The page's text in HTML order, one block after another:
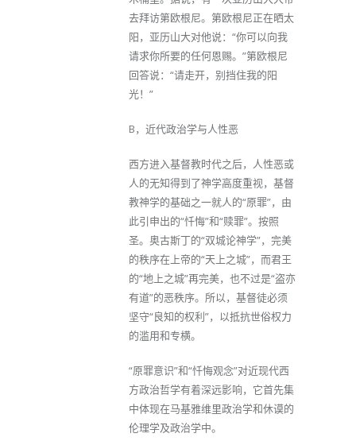
去拜访第欧根尼。第欧根尼正在晒太
阳，亚历山大对他说：“你可以向我
请求你所要的任何恩赐。”第欧根尼
回答说：“请走开，别挡住我的阳
光！”
B，近代政治学与人性恶
西方进入基督教时代之后，人性恶或
人的无知得到了神学高度重视，基督
教神学的基础之一就人的“原罪”，由
此引申出的“忏悔”和“赎罪”。按照
圣。奥古斯丁的“双城论神学”，完美
的秩序在上帝的“天上之城”，而君王
的“地上之城”再完美，也不过是“盗亦
有道”的恶秩序。所以，基督徒必须
坚守“良知的权利”，以抵抗世俗权力
的滥用和专横。
“原罪意识”和“忏悔观念”对近现代西
方政治哲学有着深远影响，它首先集
中体现在马基雅维里政治学和休谟的
伦理学及政治学中。